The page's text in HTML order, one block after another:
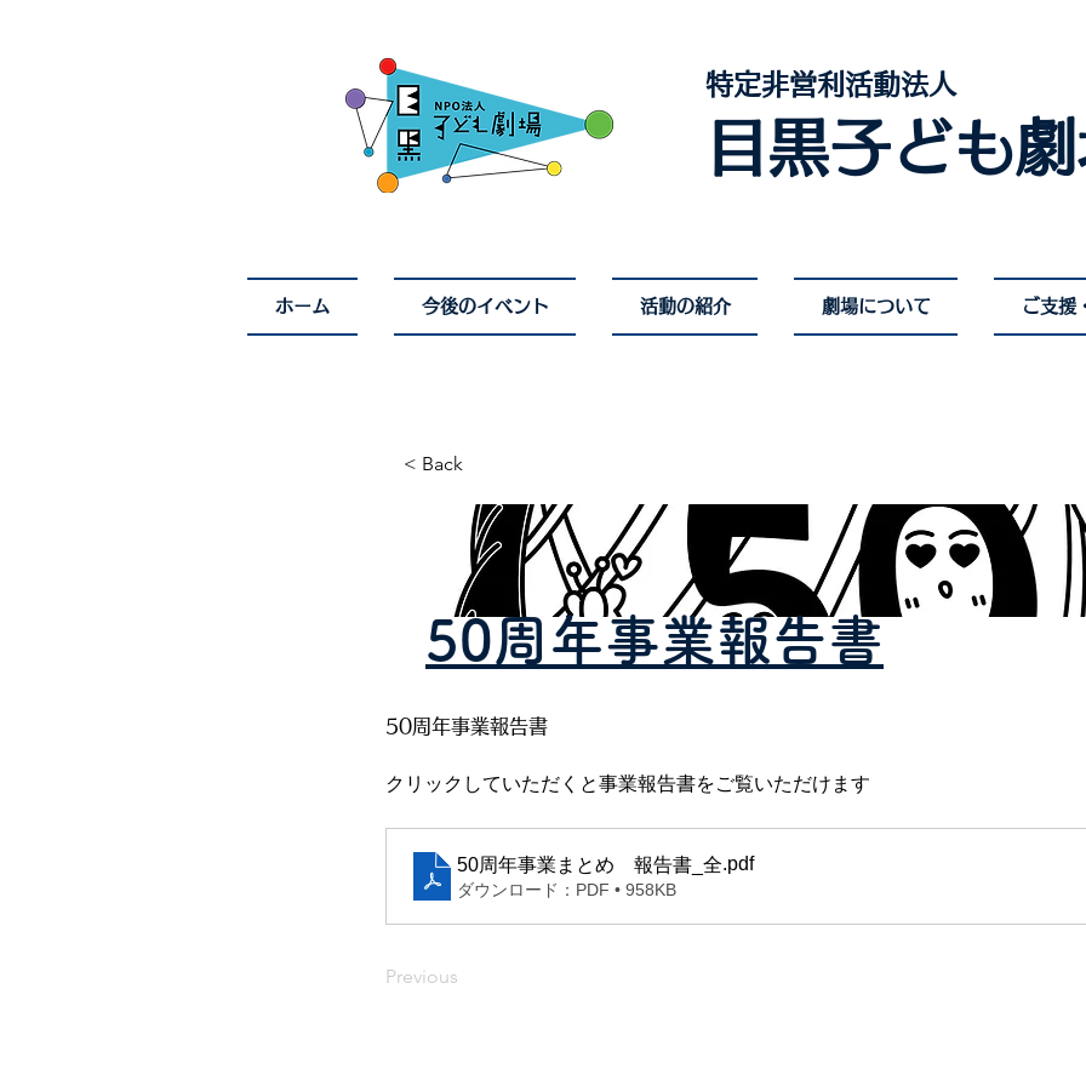
特定非営利活動法人​
目黒子ども
ホーム 今後のイベント 活動の紹介 劇場について ご支援
< Back
50周年事業報告書
50周年事業報告書
クリックしていただくと事業報告書をご覧いただけます
50周年事業まとめ 報告書_全.pdf
ダウンロード：PDF • 958KB
Previous